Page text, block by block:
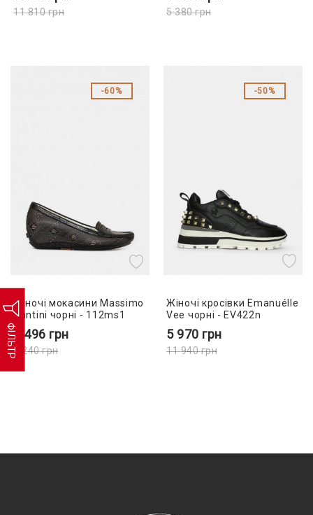
ФІЛЬТР
11 810грн 5 380грн
60%
Жіночі мокасини Massimo
Santini чорні - 112ms1
2 496 грн
6 240грн
50%
Жіночі кросівки Emanuélle
Vee чорні - EV422n
5 970 грн
11 940грн